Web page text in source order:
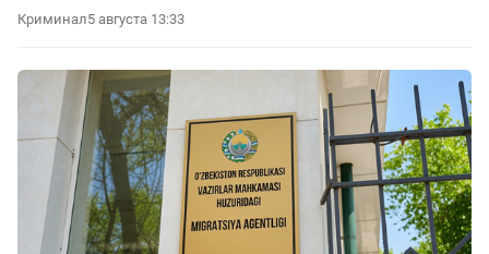
Криминал5 августа 13:33